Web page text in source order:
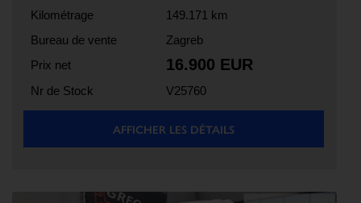
Kilométrage
149.171 km
Bureau de vente
Zagreb
Prix net
16.900 EUR
Nr de Stock V25760
AFFICHER LES DÉTAILS